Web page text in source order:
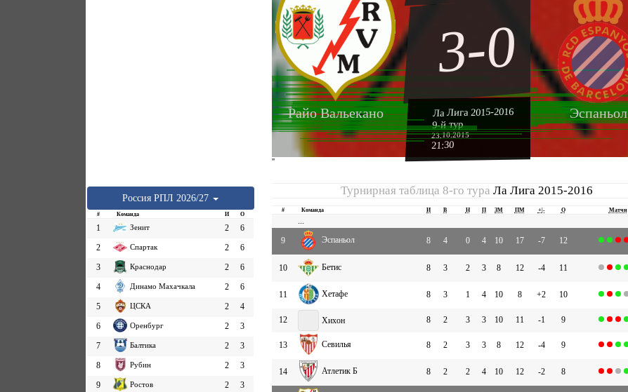
Россия РПЛ 2026/27
# Команда И О
1 Зенит 2
6
2
Спартак 2
6
3
Краснодар 2
6
4
Динамо Махачкала 2
6
5
ЦСКА 2
4
6
Оренбург 2
3
7
Балтика 2
3
8
Рубин 2
3
9
Ростов 2
3
Райо Вальекано Эспаньол
3-0
Ла Лига 2015-2016
9-й тур
23.10.2015
21:30
''
Турнирная таблица 8-го тураЛа Лига 2015-2016
# Команда И В Н П ЗМ ПМ +|- О Матчи
...
9
Эспаньол 8 4 0 4 10 17 -7 12
10 Бетис 8 3 2 3 8 12 -4 11
11 Хетафе 8 3 1 4 10 8 +2 10
12 Хихон 8 2 3 3 10 11 -1 9
13 Севилья 8 2 3 3 8 12 -4 9
14 Атлетик Б 8 2 2 4 10 12 -2 8